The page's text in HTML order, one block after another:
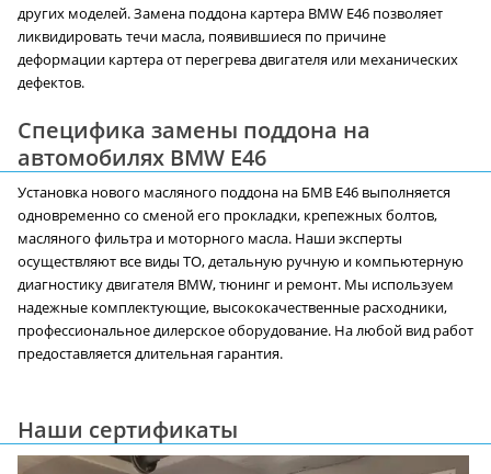
других моделей. Замена поддона картера BMW E46 позволяет
ликвидировать течи масла, появившиеся по причине
деформации картера от перегрева двигателя или механических
дефектов.
Специфика замены поддона на
автомобилях BMW E46
Установка нового масляного поддона на БМВ E46 выполняется
одновременно со сменой его прокладки, крепежных болтов,
масляного фильтра и моторного масла. Наши эксперты
осуществляют все виды ТО, детальную ручную и компьютерную
диагностику двигателя BMW, тюнинг и ремонт. Мы используем
надежные комплектующие, высококачественные расходники,
профессиональное дилерское оборудование. На любой вид работ
предоставляется длительная гарантия.
Наши сертификаты